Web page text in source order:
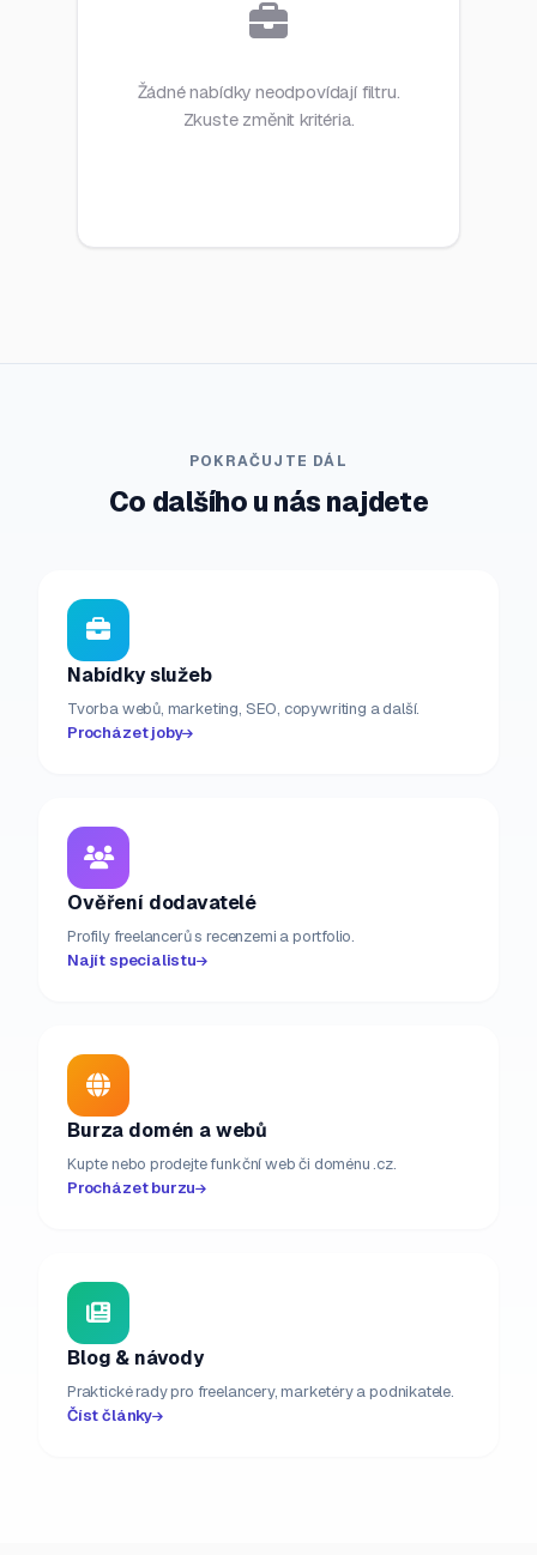
Žádné nabídky neodpovídají filtru.
Zkuste změnit kritéria.
POKRAČUJTE DÁL
Co dalšího u nás najdete
Nabídky služeb
Tvorba webů, marketing, SEO, copywriting a další.
Procházet joby
Ověření dodavatelé
Profily freelancerů s recenzemi a portfolio.
Najít specialistu
Burza domén a webů
Kupte nebo prodejte funkční web či doménu .cz.
Procházet burzu
Blog & návody
Praktické rady pro freelancery, marketéry a podnikatele.
Číst články